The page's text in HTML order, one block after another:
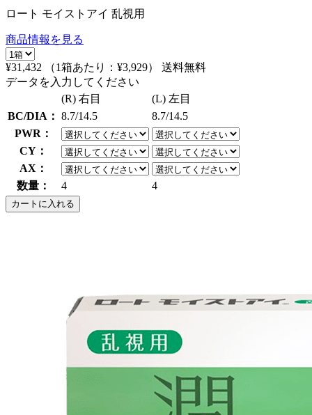
ロート モイストアイ 乱視用
商品情報を見る
¥31,432 （1箱あたり： ¥3,929）
送料無料
データを入力してください
(R) 右目
(L) 左目
BC/DIA： 8.7/14.5
8.7/14.5
PWR：
CY：
AX：
数量：
4 4
カートに入れる